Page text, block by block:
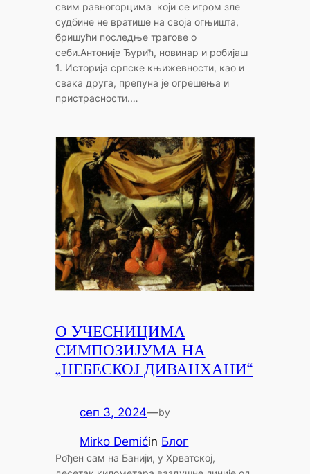
свим равногорцима који се игром зле
судбине не вратише на своја огњишта,
бришући последње трагове о
себи.Антоније Ђурић, новинар и робијаш
1. Историја српске књижевности, као и
свака друга, препуна је огрешења и
пристрасности.…
О УЧЕСНИЦИМА
СИМПОЗИЈУМА НА
„НЕБЕСКОЈ ДИВАНХАНИ“
сеп 3, 2024—by
Mirko Demićin Блог
Рођен сам на Банији, у Хрватској,